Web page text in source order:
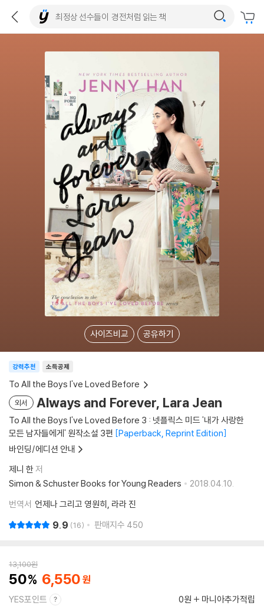
사이즈비교 공유하기
소득공제
강력추천
To All the Boys I've Loved Before
외서 Always and Forever, Lara Jean
To All the Boys I've Loved Before 3 : 넷플릭스 미드 '내가 사랑한
모든 남자들에게' 원작소설 3편 Paperback, Reprint Edition
바인딩/에디션 안내
제니 한 저
Simon & Schuster Books for Young Readers
2018.04.10.
번역서 언제나 그리고 영원히, 라라 진
9.9 16 판매지수 450
13,100원
50 6,550
YES포인트 0원 마니아추가적립